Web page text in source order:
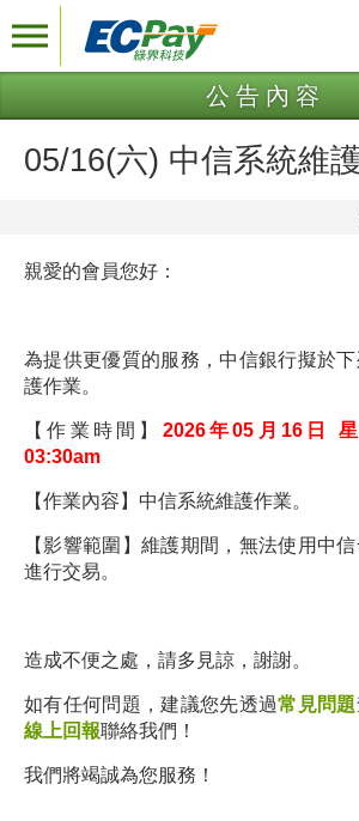
公告內容
05/16(六) 中信系統維
親愛的會員您好：
為提供更優質的服務，中信銀行擬於
護作業。
【作業時間】 2026年05月16日
03:30am
【作業內容】中信系統維護作業。
【影響範圍】維護期間，無法使用中
進行交易。
造成不便之處，請多見諒，謝謝。
如有任何問題，建議您先透過常見問題
線上回報聯絡我們！
我們將竭誠為您服務！